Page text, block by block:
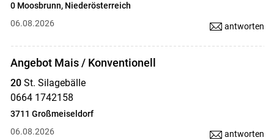
0 Moosbrunn, Niederösterreich
06.08.2026
antworten
Angebot Mais / Konventionell
20St. Silagebälle
0664 1742158
3711 Großmeiseldorf
06.08.2026
antworten